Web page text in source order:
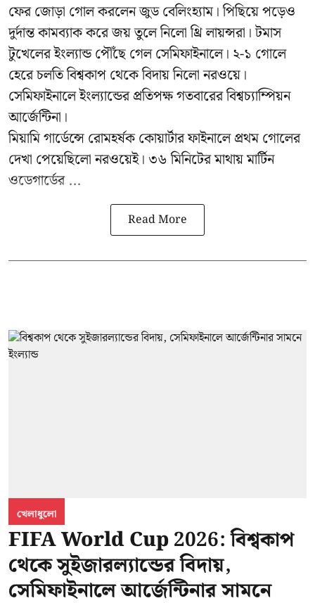
ফের জোড়া গোল করলেন জুড বেলিংহ্যাম। পিছিয়ে পড়েও
দুর্দান্ত কামব্যাক করে জয় তুলে নিলো থ্রি লায়ন্সরা। টমাস
টুখেলের ইংল্যান্ড পৌঁছে গেল সেমিফাইনালে। ২-১ গোলে
হেরে চলতি বিশ্বকাপ থেকে বিদায় নিলো নরওয়ে।
সেমিফাইনালে ইংল্যান্ডের প্রতিপক্ষ গতবারের বিশ্বচ্যাম্পিয়ন
আর্জেন্টিনা।
মিয়ামি গার্ডেন্সে রোমহর্ষক কোয়ার্টার ফাইনালে প্রথম গোলের
দেখা পেয়েছিলো নরওয়েই। ৩৬ মিনিটের মাথায় মার্টিন
ওডেগার্ডের ...
Read More
খেলাধুলো
FIFA World Cup 2026: বিশ্বকাপ
থেকে সুইজারল্যান্ডের বিদায়,
সেমিফাইনালে আর্জেন্টিনার সামনে